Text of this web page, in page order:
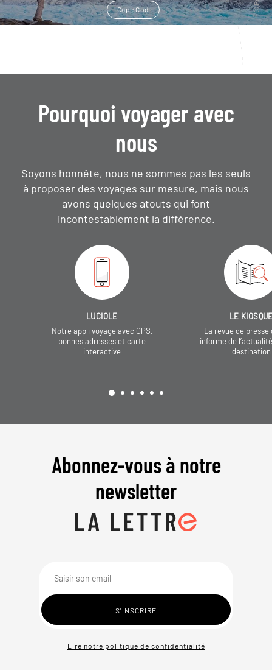
Cape Cod
Pourquoi voyager avec
nous
Soyons honnête, nous ne sommes pas les seuls
à proposer des voyages sur mesure, mais nous
avons quelques atouts qui font
incontestablement la différence.
LUCIOLE
Notre appli voyage avec GPS,
bonnes adresses et carte
interactive
LE
La revue de presse
informe de
destination
Abonnez-vous à notre
newsletter
Lire notre politique de confidentialité